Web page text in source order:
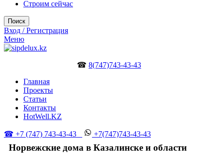
Строим сейчас
Поиск
Вход / Регистрация
Меню
☎ 8(747)743-43-43
Главная
Проекты
Статьи
Контакты
HotWell.KZ
☎ +7 (747) 743-43-43 +7(747)743-43-43
Норвежские дома в Казалинске и области